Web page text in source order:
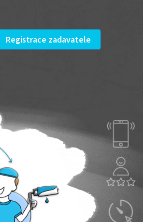
Registrace zadavatele